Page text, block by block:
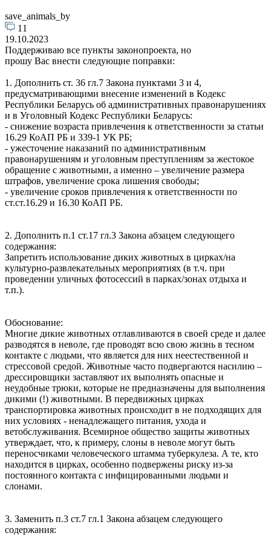
save_animals_by
11
19.10.2023
Поддерживаю все пункты законопроекта, но
прошу Вас внести следующие поправки:
1. Дополнить ст. 36 гл.7 Закона пунктами 3 и 4,
предусматривающими внесение изменений в Кодекс
Республики Беларусь об административных правонарушениях
и в Уголовный Кодекс Республики Беларусь:
- снижение возраста привлечения к ответственности за статьи
16.29 КоАП РБ и 339-1 УК РБ;
- ужесточение наказаний по административным
правонарушениям и уголовным преступлениям за жестокое
обращение с животными, а именно – увеличение размера
штрафов, увеличение срока лишения свободы;
- увеличение сроков привлечения к ответственности по
ст.ст.16.29 и 16.30 КоАП РБ.
2. Дополнить п.1 ст.17 гл.3 Закона абзацем следующего
содержания:
Запретить использование диких животных в цирках/на
культурно-развлекательных мероприятиях (в т.ч. при
проведении уличных фотосессий в парках/зонах отдыха и
т.п.).
Обоснование:
Многие дикие животных отлавливаются в своей среде и далее
разводятся в неволе, где проводят всю свою жизнь в тесном
контакте с людьми, что является для них неестественной и
стрессовой средой. Животные часто подвергаются насилию –
дрессировщики заставляют их выполнять опасные и
неудобные трюки, которые не предназначены для выполнения
дикими (!) животными. В передвижных цирках
транспортировка животных происходит в не подходящих для
них условиях - ненадлежащего питания, ухода и
ветобслуживания. Всемирное общество защиты животных
утверждает, что, к примеру, слоны в неволе могут быть
переносчиками человеческого штамма туберкулеза. А те, кто
находится в цирках, особенно подвержены риску из-за
постоянного контакта с инфицированными людьми и
слонами.
3. Заменить п.3 ст.7 гл.1 Закона абзацем следующего
содержания: